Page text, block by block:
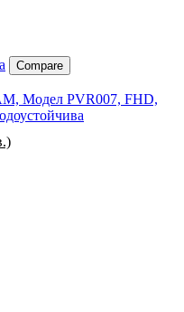
Compare
Модел PVR007, FHD,